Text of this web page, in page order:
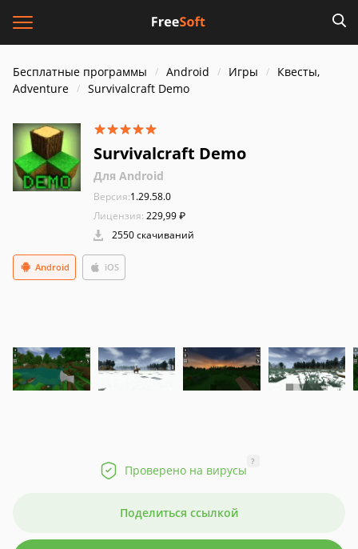
Бесплатные программы Android Игры
Квесты,
Adventure
Survivalcraft Demo
Survivalcraft Demo
Для Android
Версия:1.29.58.0
Лицензия: 229,99 ₽
2550 скачиваний
Android iOS
Проверено на вирусы
?
Поделиться ссылкой